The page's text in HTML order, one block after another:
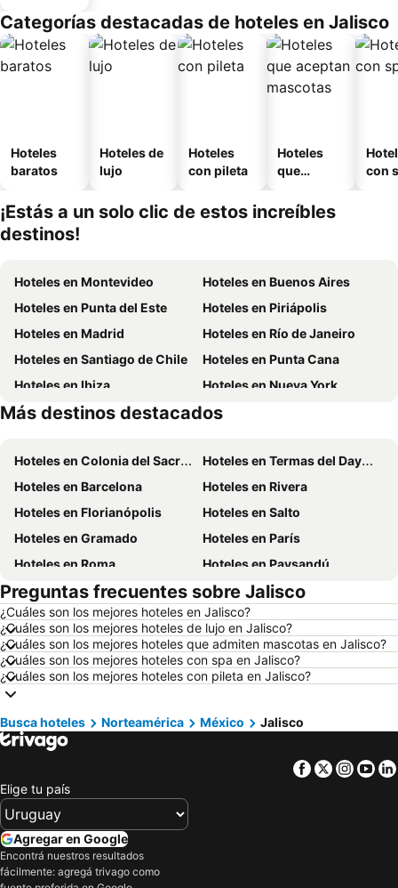
Categorías destacadas de hoteles en Jalisco
Hoteles
baratos
Hoteles de
lujo
Hoteles
con pileta
Hoteles
que
mascotas
con
¡Estás a un solo clic de estos increíbles
destinos!
Hoteles en Montevideo
Hoteles en Buenos Aires
Hoteles en Punta del Este
Hoteles en Piriápolis
Hoteles en Madrid
Hoteles en Río de Janeiro
Hoteles en Santiago de Chile
Hoteles en Punta Cana
Hoteles en Ibiza
Hoteles en Nueva York
Hoteles en Aruba
Hoteles en Brasil
Más destinos destacados
Hoteles en Colonia del Sacramento
Hoteles en Termas del Dayman
Hoteles en Barcelona
Hoteles en Rivera
Hoteles en Florianópolis
Hoteles en Salto
Hoteles en Gramado
Hoteles en París
Hoteles en Roma
Hoteles en Paysandú
Hoteles en San Carlos de Bariloche
Hoteles en Chuy
Hoteles en Maceió
Hoteles en Conil de la Frontera
Hoteles en Ámsterdam
Hoteles en Foz de Iguazú
Hoteles en Maragogi
Hoteles en Punta del Diablo
Hoteles en Isla de Miconos
Hoteles en Uruguay
Hoteles en Departamento de Colonia
Hoteles en Argentina
Hoteles en España
Hoteles en Asturias
Hoteles en Salto
Hoteles en Bahamas
Hoteles en Colombia
Preguntas frecuentes sobre Jalisco
¿Cuáles son los mejores hoteles en Jalisco?
¿Cuáles son los mejores hoteles de lujo en Jalisco?
¿Cuáles son los mejores hoteles que admiten mascotas en Jalisco?
¿Cuáles son los mejores hoteles con spa en Jalisco?
¿Cuáles son los mejores hoteles con pileta en Jalisco?
Busca hoteles Norteamérica México Jalisco
Facebook
Twitter
Elige tu país
Agregar en Google
Encontrá nuestros resultados
fácilmente: agregá trivago como